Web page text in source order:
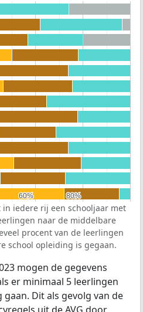
60%
60% 80%
80%
in iedere rij een schooljaar met
naar de middelbare
procent van de leerlingen
school opleiding is gegaan.
mogen de gegevens
er minimaal 5 leerlingen
Dit als gevolg van de